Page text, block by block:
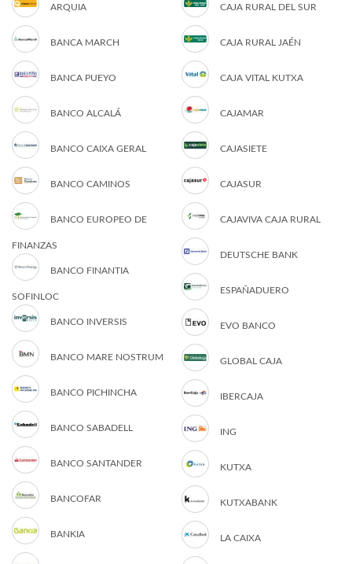
ARQUIA
BANCA MARCH
BANCA PUEYO
BANCO ALCALÁ
BANCO CAIXA GERAL
BANCO CAMINOS
BANCO EUROPEO DE
FINANZAS
BANCO FINANTIA
SOFINLOC
BANCO INVERSIS
BANCO MARE NOSTRUM
BANCO PICHINCHA
BANCO SABADELL
BANCO SANTANDER
BANCOFAR
BANKIA
CAJA RURAL DEL SUR
CAJA RURAL JAÉN
CAJA VITAL KUTXA
CAJAMAR
CAJASIETE
CAJASUR
CAJAVIVA CAJA RURAL
DEUTSCHE BANK
ESPAÑADUERO
EVO BANCO
GLOBAL CAJA
IBERCAJA
ING
KUTXA
KUTXABANK
LA CAIXA